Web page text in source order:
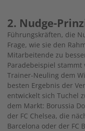
2. Nudge-
Führungskräften, die
Frage, wie sie den
Mitarbeitende zu
Paradebeispiel stammt
Trainer-Neuling dem
besten Ergebnis der
entwickelt sich Tuchel
dem Markt: Borussia
der FC Chelsea, die
Barcelona oder der FC